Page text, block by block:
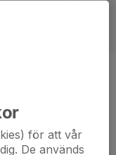
för att vår
De används